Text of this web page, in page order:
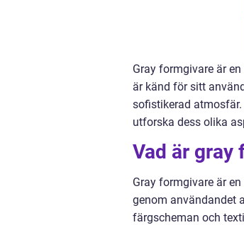
Gray formgivare är
är känd för sitt
sofistikerad
utforska dess olika
Vad är gray
Gray formgivare är
genom användandet
färgscheman och